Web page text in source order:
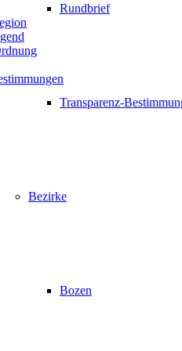
Rundbrief
Transparenz-
Bezirke
Bozen